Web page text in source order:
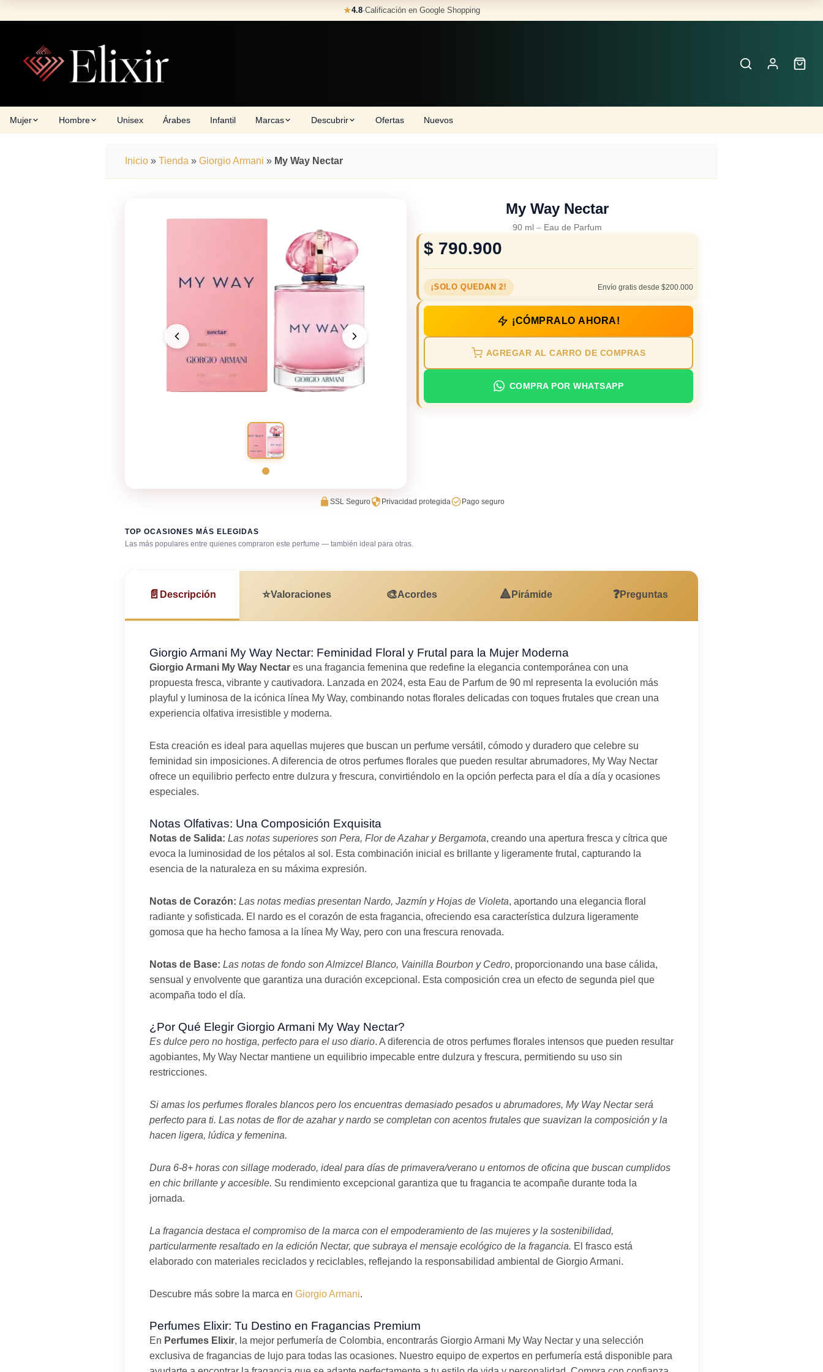
to
★4.8·Calificación en Google Shopping
Mujer Hombre Unisex Árabes Infantil Marcas Descubrir Ofertas Nuevos
Inicio » Tienda » Giorgio Armani » My Way Nectar
My Way Nectar
90 ml – Eau de Parfum
$ 790.900
¡SOLO QUEDAN 2! Envío gratis desde $200.000
¡CÓMPRALO AHORA!
AGREGAR AL CARRO DE COMPRAS
COMPRA POR WHATSAPP
SSL Seguro Privacidad protegida Pago seguro
TOP OCASIONES MÁS ELEGIDAS
Las más populares entre quienes compraron este perfume — también ideal para otras.
Primera cita Salida casual de día
📄 Descripción ⭐Valoraciones 🎨Acordes 🔺 Pirámide ❓Preguntas
Giorgio Armani My Way Nectar: Feminidad Floral y Frutal para la Mujer Moderna
Giorgio Armani My Way Nectar es una fragancia femenina que redefine la elegancia contemporánea con una
propuesta fresca, vibrante y cautivadora. Lanzada en 2024, esta Eau de Parfum de 90 ml representa la evolución más
playful y luminosa de la icónica línea My Way, combinando notas florales delicadas con toques frutales que crean una
experiencia olfativa irresistible y moderna.
Esta creación es ideal para aquellas mujeres que buscan un perfume versátil, cómodo y duradero que celebre su
feminidad sin imposiciones. A diferencia de otros perfumes florales que pueden resultar abrumadores, My Way Nectar
ofrece un equilibrio perfecto entre dulzura y frescura, convirtiéndolo en la opción perfecta para el día a día y ocasiones
especiales.
Notas Olfativas: Una Composición Exquisita
Notas de Salida: Las notas superiores son Pera, Flor de Azahar y Bergamota, creando una apertura fresca y cítrica que
evoca la luminosidad de los pétalos al sol. Esta combinación inicial es brillante y ligeramente frutal, capturando la
esencia de la naturaleza en su máxima expresión.
Notas de Corazón: Las notas medias presentan Nardo, Jazmín y Hojas de Violeta, aportando una elegancia floral
radiante y sofisticada. El nardo es el corazón de esta fragancia, ofreciendo esa característica dulzura ligeramente
gomosa que ha hecho famosa a la línea My Way, pero con una frescura renovada.
Notas de Base: Las notas de fondo son Almizcel Blanco, Vainilla Bourbon y Cedro, proporcionando una base cálida,
sensual y envolvente que garantiza una duración excepcional. Esta composición crea un efecto de segunda piel que
acompaña todo el día.
¿Por Qué Elegir Giorgio Armani My Way Nectar?
Es dulce pero no hostiga, perfecto para el uso diario. A diferencia de otros perfumes florales intensos que pueden resultar
agobiantes, My Way Nectar mantiene un equilibrio impecable entre dulzura y frescura, permitiendo su uso sin
restricciones.
Si amas los perfumes florales blancos pero los encuentras demasiado pesados u abrumadores, My Way Nectar será
perfecto para ti. Las notas de flor de azahar y nardo se completan con acentos frutales que suavizan la composición y la
hacen ligera, lúdica y femenina.
Dura 6-8+ horas con sillage moderado, ideal para días de primavera/verano u entornos de oficina que buscan cumplidos
en chic brillante y accesible. Su rendimiento excepcional garantiza que tu fragancia te acompañe durante toda la
jornada.
La fragancia destaca el compromiso de la marca con el empoderamiento de las mujeres y la sostenibilidad,
particularmente resaltado en la edición Nectar, que subraya el mensaje ecológico de la fragancia. El frasco está
elaborado con materiales reciclados y reciclables, reflejando la responsabilidad ambiental de Giorgio Armani.
Descubre más sobre la marca en Giorgio Armani.
Perfumes Elixir: Tu Destino en Fragancias Premium
En Perfumes Elixir, la mejor perfumería de Colombia, encontrarás Giorgio Armani My Way Nectar y una selección
exclusiva de fragancias de lujo para todas las ocasiones. Nuestro equipo de expertos en perfumería está disponible para